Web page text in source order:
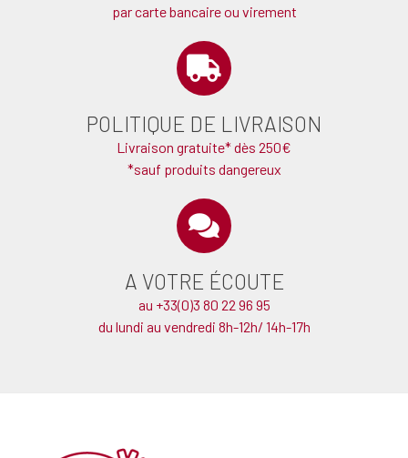
par carte bancaire ou virement
POLITIQUE DE LIVRAISON
Livraison gratuite* dès 250€
*sauf produits dangereux
A VOTRE ÉCOUTE
au +33(0)3 80 22 96 95
du lundi au vendredi 8h-12h/ 14h-17h